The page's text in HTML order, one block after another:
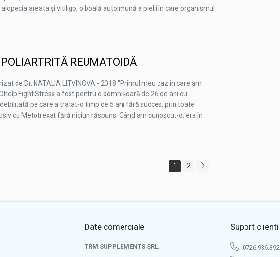
areata și vitiligo, o boală autoimună a pielii în care organismul
REUMATOIDĂ
de Dr. NATALIA LITVINOVA - 2018 "Primul meu caz în care am
Fight Stress a fost pentru o domnișoară de 26 de ani cu
pe care a tratat-o ​​timp de 5 ani fără succes, prin toate
cu Metotrexat fără niciun răspuns. Când am cunoscut-o, era în
1 2
Date comerciale
TRM SUPPLEMENTS SRL.
Suport clienti
0726.936.392